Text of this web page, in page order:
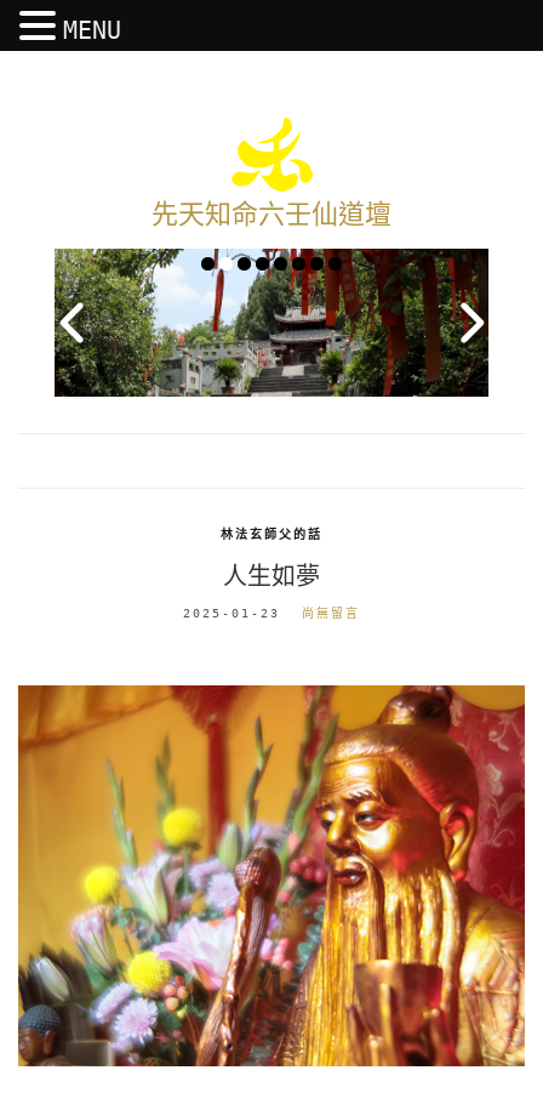
先天知命六壬仙道壇
林法玄師父的話
人生如夢
2025-01-23 尚無留言
MENU